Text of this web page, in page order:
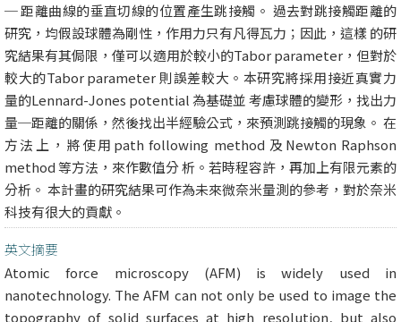
─ 距離曲線的垂直切線的位置產生跳接觸。 過去對跳接觸距離的
研究，均假設球體為剛性，作用力只有凡得瓦力；因此，這樣 的研
究結果有其侷限，僅可以適用於較小的Tabor parameter，但對於
較大的Tabor parameter 則誤差較大。本研究將採用接近真實力
量的Lennard-Jones potential 為基礎並 考慮球體的變形，找出力
量─距離的關係，然後找出半經驗公式，來預測跳接觸的現象。 在
方法上，將使用path following method 及Newton Raphson
method 等方法，來作數值分 析。若時程容許，再加上有限元素的
分析。 本計畫的研究結果可作為未來微奈米量測的參考，對於奈米
科技有很大的貢獻。
英文摘要
Atomic force microscopy (AFM) is widely used in
nanotechnology. The AFM can not only be used to image the
topography of solid surfaces at high resolution, but also